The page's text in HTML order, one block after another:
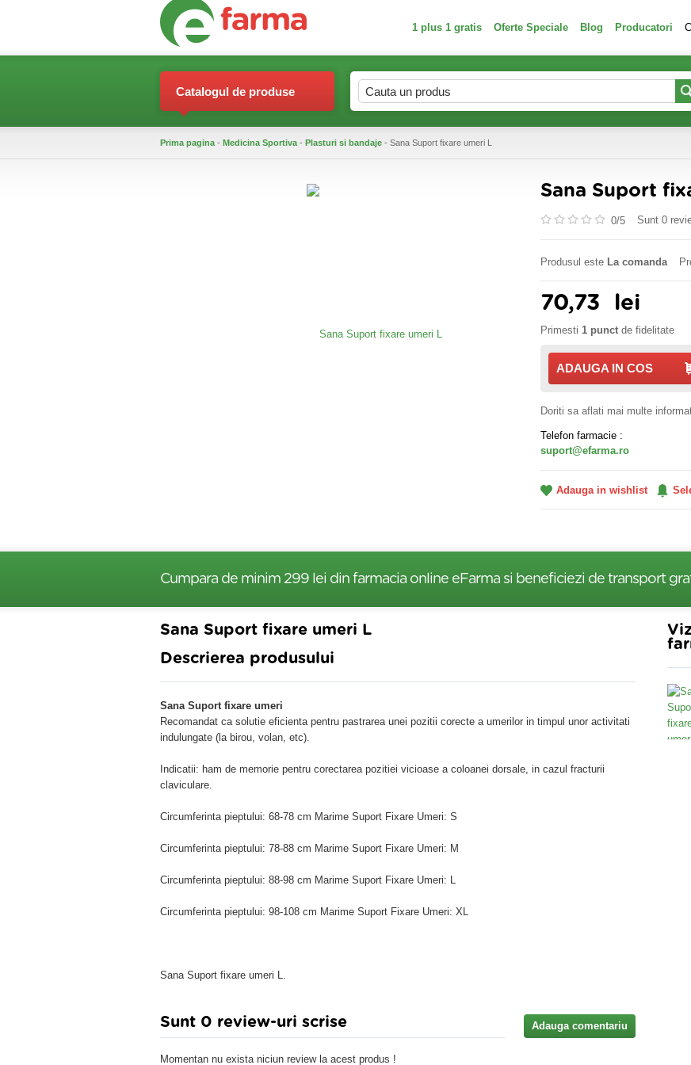
1 plus 1 gratis Oferte Speciale Blog Producatori
Catalogul de produse
Prima pagina - Medicina Sportiva - Plasturi si bandaje - Sana Suport fixare umeri L
Sana Suport
0/5 Sunt 0
Produsul este La comanda
70,73 lei
Primesti 1 punct de fidelitate
ADAUGA IN COS
Doriti sa aflati mai multe
Telefon farmacie :
suport@efarma.ro
Adauga in wishlist
Cumpara de minim 299 lei din farmacia online eFarma si beneficiezi de transport
Sana Suport fixare umeri L
Descrierea produsului
Sana Suport fixare umeri
Recomandat ca solutie eficienta pentru pastrarea unei pozitii corecte a umerilor in timpul unor activitati
indulungate (la birou, volan, etc).
Indicatii: ham de memorie pentru corectarea pozitiei vicioase a coloanei dorsale, in cazul fracturii
claviculare.
Circumferinta pieptului: 68-78 cm Marime Suport Fixare Umeri: S
Circumferinta pieptului: 78-88 cm Marime Suport Fixare Umeri: M
Circumferinta pieptului: 88-98 cm Marime Suport Fixare Umeri: L
Circumferinta pieptului: 98-108 cm Marime Suport Fixare Umeri: XL
Sana Suport fixare umeri L.
Sunt 0 review-uri scrise Adauga comentariu
Momentan nu exista niciun review la acest produs !